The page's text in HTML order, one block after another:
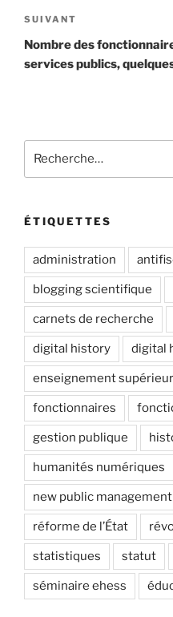
Article
suivant
SUIVANT
Nombre des
services publics,
pour
ÉTIQUETTES
administration
blogging scientifique
carnets de recherche
digital history digital
enseignement supérieur
fonctionnaires
gestion publique
humanités numériques
new public management
réforme de l’État
statistiques statut
séminaire ehess